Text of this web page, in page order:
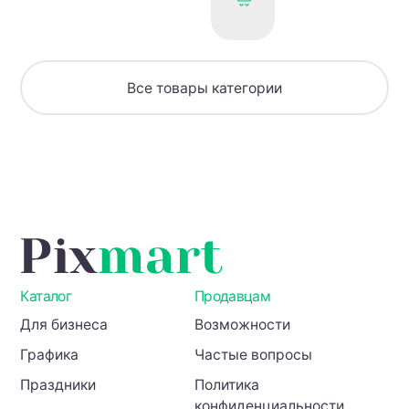
и
домиком
Все товары категории
Каталог
Для бизнеса
Графика
Праздники
Продавцам
Возможности
Частые вопросы
Политика